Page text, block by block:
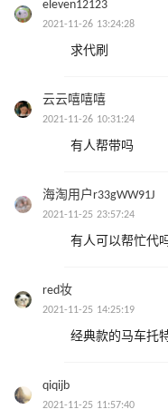
eleven12123
2021-11-26 13:24:28
求代刷
云云嘻嘻嘻
2021-11-26 10:31:24
有人帮带吗
海淘用户r33gWW91J
2021-11-25 23:57:24
有人可以帮忙代
red妆
2021-11-25 14:25:19
经典款的马车托
qiqijb
2021-11-25 11:57:40